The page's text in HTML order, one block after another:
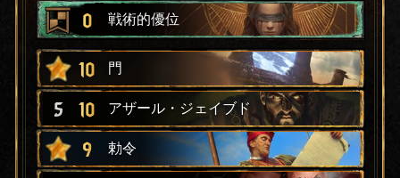
0 戦術的優位
10 門
5 10 アザール・ジェイブド
9 勅令